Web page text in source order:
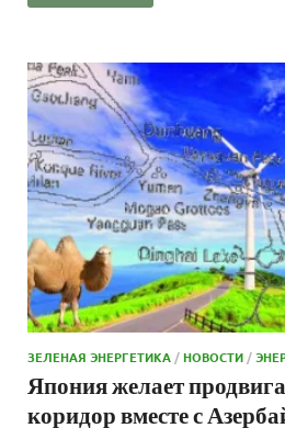
ЗЕЛЕНАЯ ЭНЕРГЕТИКА /НОВОСТИ /
Япония желает
коридор вместе с